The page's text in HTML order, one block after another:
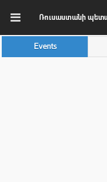
Events